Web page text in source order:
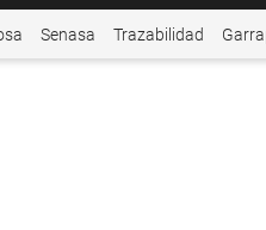
Senasa Trazabilidad